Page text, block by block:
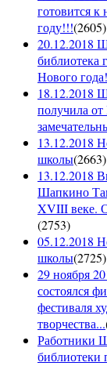
готовится
году!!!(2605)
20.12.2018
библиотека
Нового года!
18.12.2018
получила
13.12.2018
школы(2663)
13.12.2018
Шапкино
XVIII веке.
(2753)
05.12.2018
школы(2725)
29 ноября
состоялся
фестиваля
творчества...
Работники
библиотеки